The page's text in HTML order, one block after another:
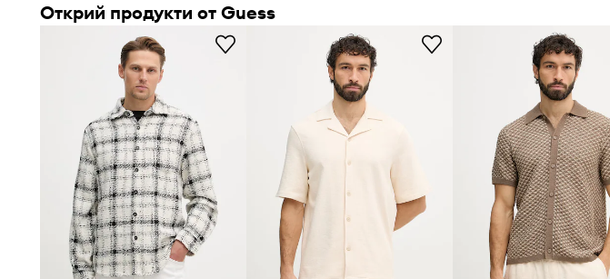
Открий продукти от Guess